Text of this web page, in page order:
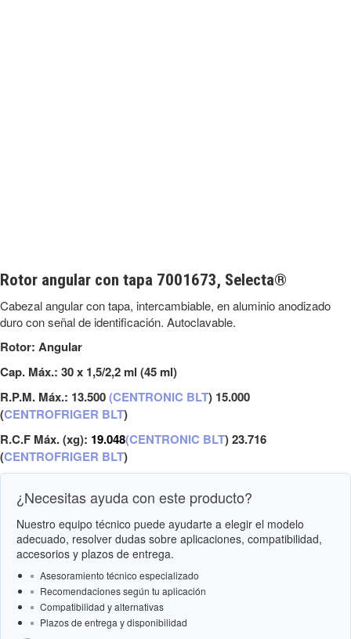
Rotor angular con tapa 7001673, Selecta®
Cabezal angular con tapa, intercambiable, en aluminio anodizado
duro con señal de identificación. Autoclavable.
Rotor: Angular
Cap. Máx.: 30 x 1,5/2,2 ml (45 ml)
R.P.M. Máx.: 13.500(CENTRONIC BLT) 15.000
(CENTROFRIGER BLT)
R.C.F Máx. (xg): 19.048(CENTRONIC BLT) 23.716
(CENTROFRIGER BLT)
¿Necesitas ayuda con este producto?
Nuestro equipo técnico puede ayudarte a elegir el modelo
adecuado, resolver dudas sobre aplicaciones, compatibilidad,
accesorios y plazos de entrega.
Asesoramiento técnico especializado
Recomendaciones según tu aplicación
Compatibilidad y alternativas
Plazos de entrega y disponibilidad